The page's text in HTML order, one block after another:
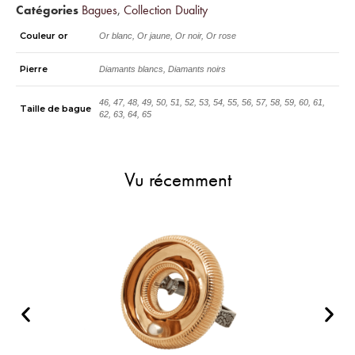
Catégories Bagues, Collection Duality
Couleur or Or blanc, Or jaune, Or noir, Or rose
Pierre Diamants blancs, Diamants noirs
Taille de bague
46, 47, 48, 49, 50, 51, 52, 53, 54, 55, 56, 57, 58, 59, 60, 61,
62, 63, 64, 65
Vu récemment